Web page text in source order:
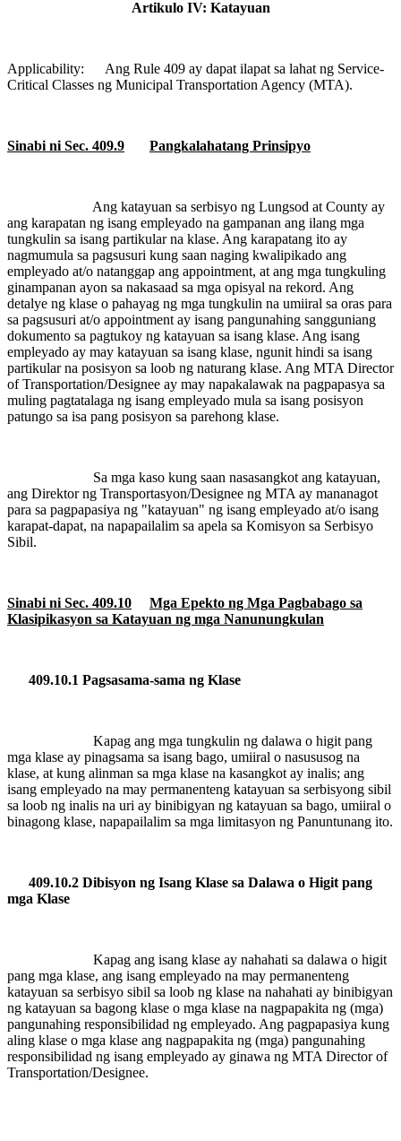
Artikulo IV: Katayuan
Applicability:
Ang Rule 409 ay dapat ilapat sa lahat ng Service-
Critical Classes ng Municipal Transportation Agency (MTA).
Sinabi ni Sec. 409.9 Pangkalahatang Prinsipyo
Ang katayuan sa serbisyo ng Lungsod at County ay
ang karapatan ng isang empleyado na gampanan ang ilang mga
tungkulin sa isang partikular na klase. Ang karapatang ito ay
nagmumula sa pagsusuri kung saan naging kwalipikado ang
empleyado at/o natanggap ang appointment, at ang mga tungkuling
ginampanan ayon sa nakasaad sa mga opisyal na rekord. Ang
detalye ng klase o pahayag ng mga tungkulin na umiiral sa oras para
sa pagsusuri at/o appointment ay isang pangunahing sangguniang
dokumento sa pagtukoy ng katayuan sa isang klase. Ang isang
empleyado ay may katayuan sa isang klase, ngunit hindi sa isang
partikular na posisyon sa loob ng naturang klase. Ang MTA Director
of Transportation/Designee ay may napakalawak na pagpapasya sa
muling pagtatalaga ng isang empleyado mula sa isang posisyon
patungo sa isa pang posisyon sa parehong klase.
Sa mga kaso kung saan nasasangkot ang katayuan,
ang Direktor ng Transportasyon/Designee ng MTA ay mananagot
para sa pagpapasiya ng "katayuan" ng isang empleyado at/o isang
karapat-dapat, na napapailalim sa apela sa Komisyon sa Serbisyo
Sibil.
Sinabi ni Sec. 409.10
Mga Epekto ng Mga Pagbabago sa
Klasipikasyon sa Katayuan ng mga Nanunungkulan
409.10.1 Pagsasama-sama ng Klase
Kapag ang mga tungkulin ng dalawa o higit pang
mga klase ay pinagsama sa isang bago, umiiral o nasususog na
klase, at kung alinman sa mga klase na kasangkot ay inalis; ang
isang empleyado na may permanenteng katayuan sa serbisyong sibil
sa loob ng inalis na uri ay binibigyan ng katayuan sa bago, umiiral o
binagong klase, napapailalim sa mga limitasyon ng Panuntunang ito.
409.10.2 Dibisyon ng Isang Klase sa Dalawa o Higit pang
mga Klase
Kapag ang isang klase ay nahahati sa dalawa o higit
pang mga klase, ang isang empleyado na may permanenteng
katayuan sa serbisyo sibil sa loob ng klase na nahahati ay binibigyan
ng katayuan sa bagong klase o mga klase na nagpapakita ng (mga)
pangunahing responsibilidad ng empleyado. Ang pagpapasiya kung
aling klase o mga klase ang nagpapakita ng (mga) pangunahing
responsibilidad ng isang empleyado ay ginawa ng MTA Director of
Transportation/Designee.